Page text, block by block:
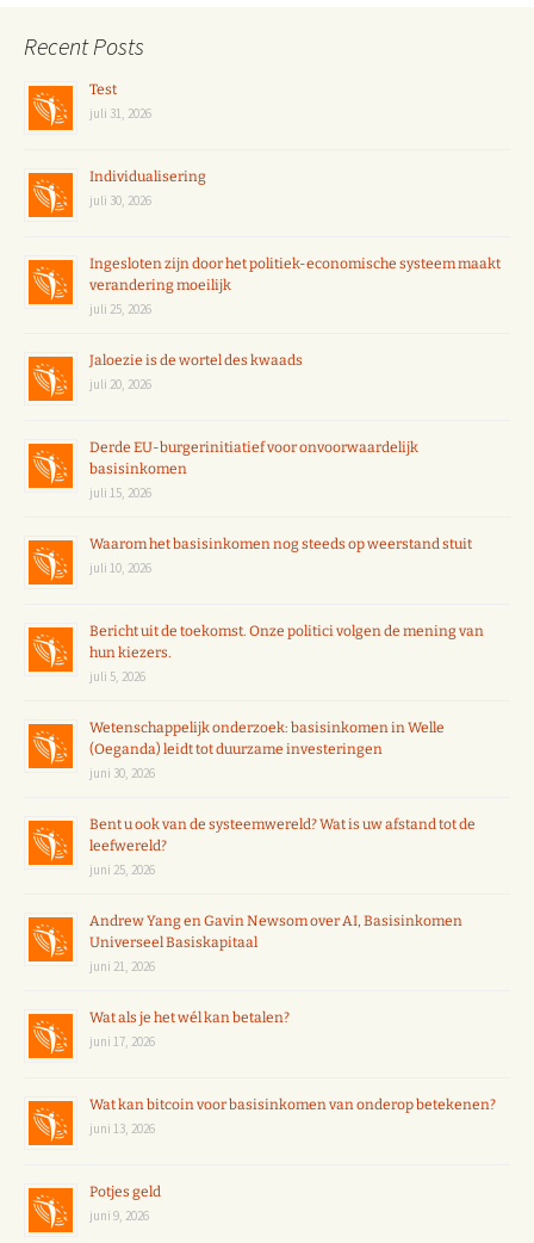
Recent Posts
Test
juli 31, 2026
Individualisering
juli 30, 2026
Ingesloten zijn door het politiek-economische systeem maakt
verandering moeilijk
juli 25, 2026
Jaloezie is de wortel des kwaads
juli 20, 2026
Derde EU-burgerinitiatief voor onvoorwaardelijk
basisinkomen
juli 15, 2026
Waarom het basisinkomen nog steeds op weerstand stuit
juli 10, 2026
Bericht uit de toekomst. Onze politici volgen de mening van
hun kiezers.
juli 5, 2026
Wetenschappelijk onderzoek: basisinkomen in Welle
(Oeganda) leidt tot duurzame investeringen
juni 30, 2026
Bent u ook van de systeemwereld? Wat is uw afstand tot de
leefwereld?
juni 25, 2026
Andrew Yang en Gavin Newsom over AI, Basisinkomen
Universeel Basiskapitaal
juni 21, 2026
Wat als je het wél kan betalen?
juni 17, 2026
Wat kan bitcoin voor basisinkomen van onderop betekenen?
juni 13, 2026
Potjes geld
juni 9, 2026